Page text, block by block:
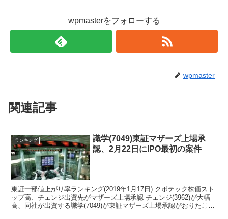
wpmasterをフォローする
wpmaster
関連記事
ランキング
識学(7049)東証マザーズ上場承
認、2月22日にIPO最初の案件
東証一部値上がり率ランキング(2019年1月17日) クボテック株価スト
ップ高、チェンジ出資先がマザーズ上場承認 チェンジ(3962)が大幅
高、同社が出資する識学(7049)が東証マザーズ上場承認がおりたこと